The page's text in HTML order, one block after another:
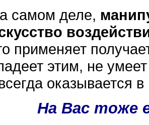
самом деле,
применяет
этим, не
оказывается
На Вас тоже